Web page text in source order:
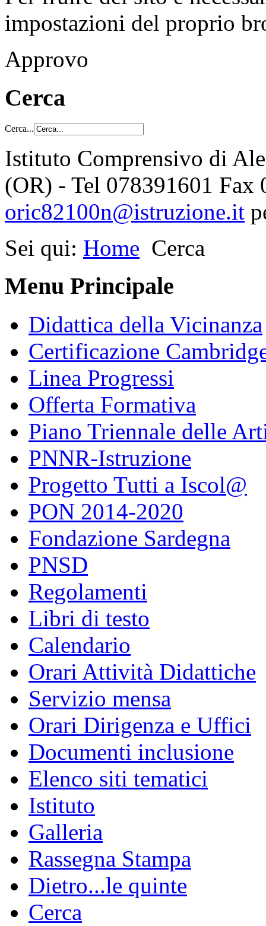
impostazioni del proprio
Approvo
Cerca
Cerca...
Istituto Comprensivo di
(OR) - Tel 078391601 Fax
oric82100n@istruzione.it
Sei qui: Home Cerca
Menu Principale
Didattica della Vicinanza
Certificazione
Linea Progressi
Offerta Formativa
Piano Triennale delle
PNNR-Istruzione
Progetto Tutti a Iscol@
PON 2014-2020
Fondazione Sardegna
PNSD
Regolamenti
Libri di testo
Calendario
Orari Attività Didattiche
Servizio mensa
Orari Dirigenza e Uffici
Documenti inclusione
Elenco siti tematici
Istituto
Galleria
Rassegna Stampa
Dietro...le quinte
Cerca